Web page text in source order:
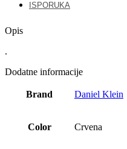
ISPORUKA
Opis
.
Dodatne informacije
Brand Daniel Klein
Color Crvena